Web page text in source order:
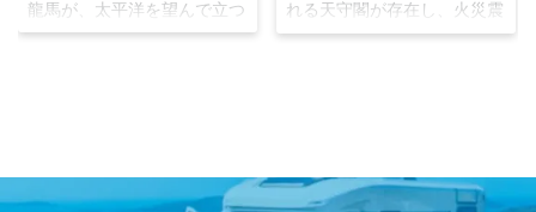
龍馬が、太平洋を望んで立つ
銅像は、世界を見据えた龍馬
れる天守閣が存在し、火災震
災廃城令太平洋戦争等の幾度
で明治維新の立役者の一人で
ある板垣退助の銅像がありま